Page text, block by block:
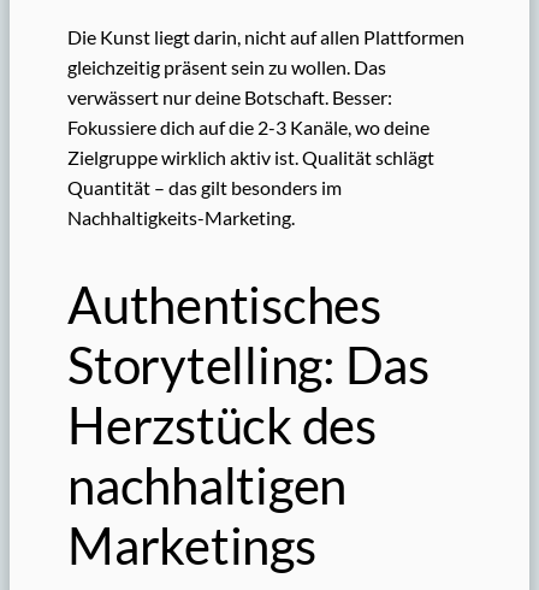
Die Kunst liegt darin, nicht auf allen Plattformen
gleichzeitig präsent sein zu wollen. Das
verwässert nur deine Botschaft. Besser:
Fokussiere dich auf die 2-3 Kanäle, wo deine
Zielgruppe wirklich aktiv ist. Qualität schlägt
Quantität – das gilt besonders im
Nachhaltigkeits-Marketing.
Authentisches
Storytelling: Das
Herzstück des
nachhaltigen
Marketings